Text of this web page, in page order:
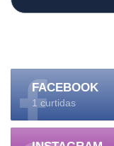
FACEBOOK
1 curtidas